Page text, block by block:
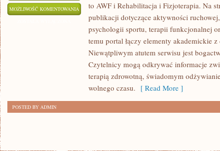
MOŻLIWOŚĆ KOMENTOWANIA PSYCHOLOGIA
SPORTU
to AWF i Rehabilitacja i Fizjoterapia. Na
publikacji dotyczące aktywności
psychologii sportu, terapii funkcjonalnej
temu portal łączy elementy akademickie
Niewątpliwym atutem serwisu jest
Czytelnicy mogą odkrywać informacje
terapią zdrowotną, świadomym
wolnego czasu. [ Read More ]
POSTED BY ADMIN